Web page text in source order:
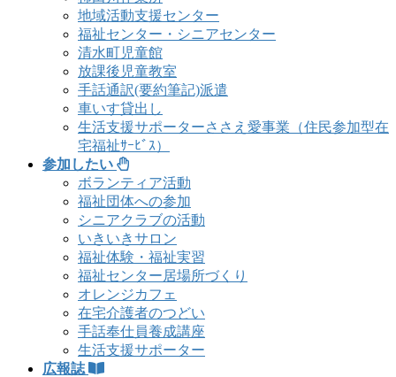
地域活動支援センター
福祉センター・シニアセンター
清水町児童館
放課後児童教室
手話通訳(要約筆記)派遣
車いす貸出し
生活支援サポーターささえ愛事業（住民参加型在
宅福祉ｻｰﾋﾞｽ）
参加したい
ボランティア活動
福祉団体への参加
シニアクラブの活動
いきいきサロン
福祉体験・福祉実習
福祉センター居場所づくり
オレンジカフェ
在宅介護者のつどい
手話奉仕員養成講座
生活支援サポーター
広報誌